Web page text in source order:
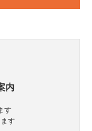
内
す
す